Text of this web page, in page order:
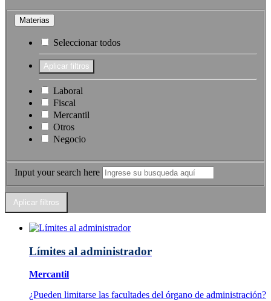
Materias
Seleccionar todos
Laboral
Fiscal
Mercantil
Otros
Negocio
Input your search here
Límites al administrador
Mercantil
¿Pueden limitarse las facultades del órgano de administración?